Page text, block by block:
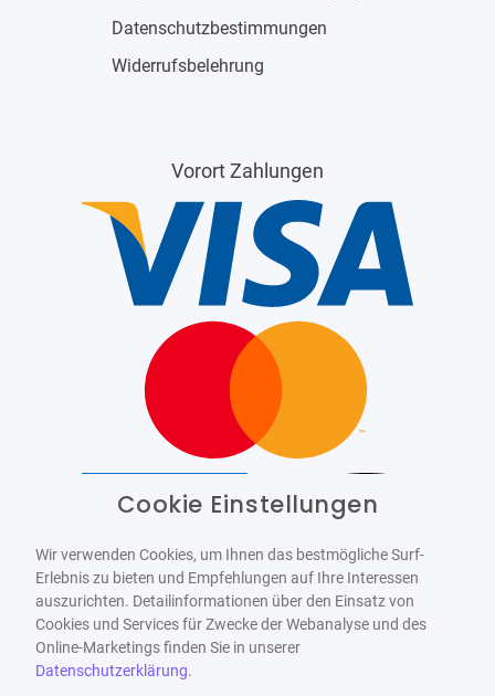
Datenschutzbestimmungen
Widerrufsbelehrung
Vorort Zahlungen
WCAG-2.1-AA
Cookie Einstellungen
Wir verwenden Cookies, um Ihnen das bestmögliche Surf-
Erlebnis zu bieten und Empfehlungen auf Ihre Interessen
auszurichten. Detailinformationen über den Einsatz von
Cookies und Services für Zwecke der Webanalyse und des
Online-Marketings finden Sie in unserer
Datenschutzerklärung.